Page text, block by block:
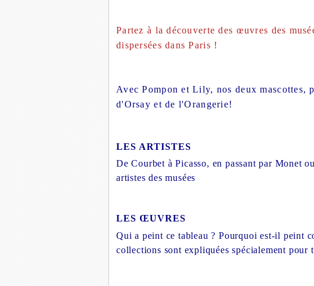
Partez à la découverte des œuvres des
dispersées dans Paris !
Avec Pompon et Lily, nos deux mascottes,
d'Orsay et de l'Orangerie!
LES ARTISTES
De Courbet à Picasso, en passant par Monet
artistes des musées
LES ŒUVRES
Qui a peint ce tableau ? Pourquoi est-il peint
collections sont expliquées spécialement pour